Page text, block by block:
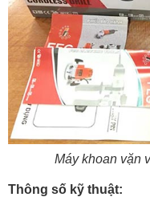
Máy khoan vặn
Thông số kỹ thuật: